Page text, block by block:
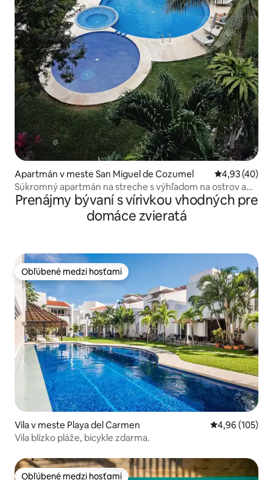
Apartmán v meste San Miguel de Cozumel Priemerné
4,93 (40)
Súkromný apartmán na streche s výhľadom na ostrov a
západ slnka
Prenájmy bývaní s vírivkou vhodných pre
domáce zvieratá
Obľúbené medzi hosťami
Obľúbené medzi hosťami
Vila v meste Playa del Carmen Priemerné
4,96 (105)
Vila blízko pláže, bicykle zdarma.
Obľúbené medzi hosťami